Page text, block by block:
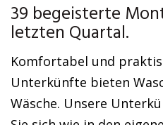
39 begeisterte
letzten Quartal.
Komfortabel und
Unterkünfte bieten
Wäsche. Unsere